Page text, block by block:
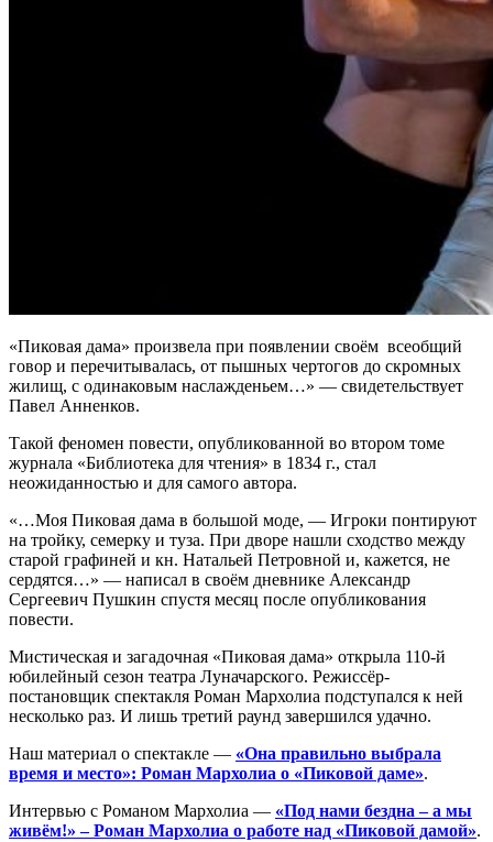
«Пиковая дама» произвела при появлении своём всеобщий
говор и перечитывалась, от пышных чертогов до скромных
жилищ, с одинаковым наслажденьем…» — свидетельствует
Павел Анненков.
Такой феномен повести, опубликованной во втором томе
журнала «Библиотека для чтения» в 1834 г., стал
неожиданностью и для самого автора.
«…Моя Пиковая дама в большой моде, — Игроки понтируют
на тройку, семерку и туза. При дворе нашли сходство между
старой графиней и кн. Натальей Петровной и, кажется, не
сердятся…» — написал в своём дневнике Александр
Сергеевич Пушкин спустя месяц после опубликования
повести.
Мистическая и загадочная «Пиковая дама» открыла 110-й
юбилейный сезон театра Луначарского. Режиссёр-
постановщик спектакля Роман Мархолиа подступался к ней
несколько раз. И лишь третий раунд завершился удачно.
Наш материал о спектакле — «Она правильно выбрала
время и место»: Роман Мархолиа о «Пиковой даме».
Интервью с Романом Мархолиа — «Под нами бездна – а мы
живём!» – Роман Мархолиа о работе над «Пиковой дамой».